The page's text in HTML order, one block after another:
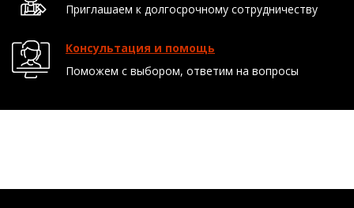
Приглашаем к долгосрочному сотрудничеству
Консультация и помощь
Поможем с выбором, ответим на вопросы